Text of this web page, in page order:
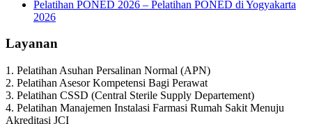
Pelatihan PONED 2026 – Pelatihan PONED di Yogyakarta
2026
Layanan
1. Pelatihan Asuhan Persalinan Normal (APN)
2. Pelatihan Asesor Kompetensi Bagi Perawat
3. Pelatihan CSSD (Central Sterile Supply Departement)
4. Pelatihan Manajemen Instalasi Farmasi Rumah Sakit Menuju
Akreditasi JCI